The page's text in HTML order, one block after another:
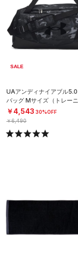
SALE
UAアンディナイアブル
バッグ Mサイズ（トレーニ
SEX）
￥4,543 30%OFF
￥6,490